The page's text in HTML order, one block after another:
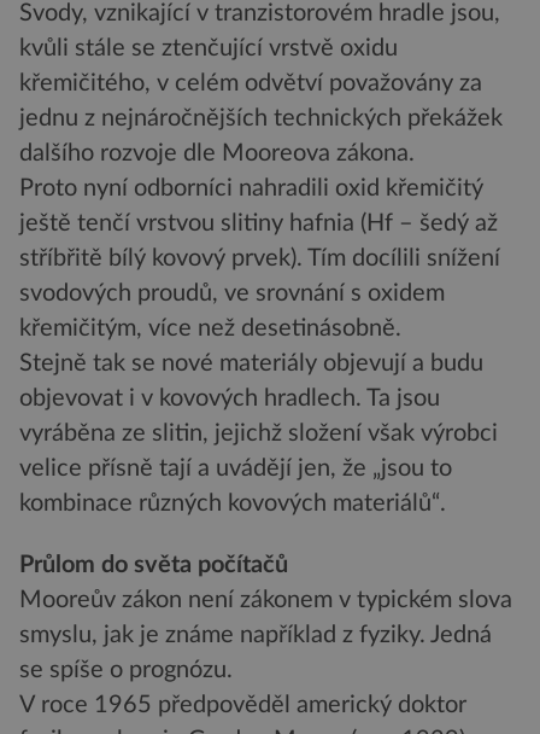
Svody, vznikající v tranzistorovém hradle jsou,
kvůli stále se ztenčující vrstvě oxidu
křemičitého, v celém odvětví považovány za
jednu z nejnáročnějších technických překážek
dalšího rozvoje dle Mooreova zákona.
Proto nyní odborníci nahradili oxid křemičitý
ještě tenčí vrstvou slitiny hafnia (Hf – šedý až
stříbřitě bílý kovový prvek). Tím docílili snížení
svodových proudů, ve srovnání s oxidem
křemičitým, více než desetinásobně.
Stejně tak se nové materiály objevují a budu
objevovat i v kovových hradlech. Ta jsou
vyráběna ze slitin, jejichž složení však výrobci
velice přísně tají a uvádějí jen, že „jsou to
kombinace různých kovových materiálů“.
Průlom do světa počítačů
Mooreův zákon není zákonem v typickém slova
smyslu, jak je známe například z fyziky. Jedná
se spíše o prognózu.
V roce 1965 předpověděl americký doktor